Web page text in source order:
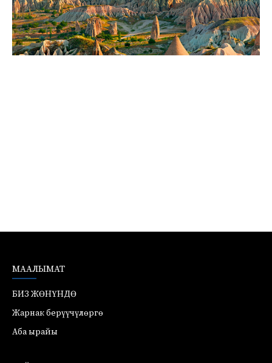
МААЛЫМАТ
БИЗ ЖӨНҮНДӨ
Жарнак берүүчүлөргө
Аба ырайы